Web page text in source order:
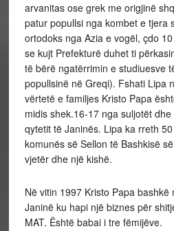
arvanitas ose grek me origjinë
patur popullsi nga kombet e tjera
ortodoks nga Azia e vogël, çdo
se kujt Prefekturë duhet ti
të bërë ngatërrimin e studiuesve
popullsinë në Greqi). Fshati Lipa
vërtetë e familjes Kristo Papa
midis shek.16-17 nga suljotët
qytetit të Janinës. Lipa ka rreth
komunës së Sellon të Bashkisë
vjetër dhe një kishë.
Në vitin 1997 Kristo Papa
Janinë ku hapi një biznes për
MAT. Është babai i tre fëmijëve.